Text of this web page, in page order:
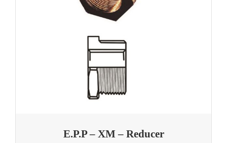
E.P.P – XM – Reducer